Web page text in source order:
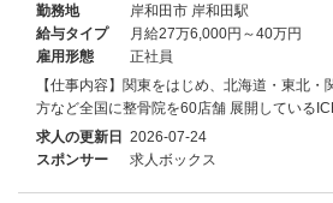
勤務地
岸和田市 岸和田駅
給与タイプ
月給27万6,000円～40万円
雇用形態
正社員
【仕事内容】関東をはじめ、北海道・東北
方など全国に整骨院を60店舗 展開している
求人の更新日 2026-07-24
スポンサー
求人ボックス